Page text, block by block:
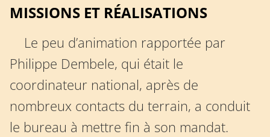
MISSIONS ET RÉALISATIONS
Le peu d’animation rapportée par
Philippe Dembele, qui était le
coordinateur national, après de
nombreux contacts du terrain, a conduit
le bureau à mettre fin à son mandat.